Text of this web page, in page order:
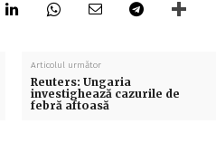
Articolul următor
Reuters: Ungaria
investighează cazurile de
febră aftoasă